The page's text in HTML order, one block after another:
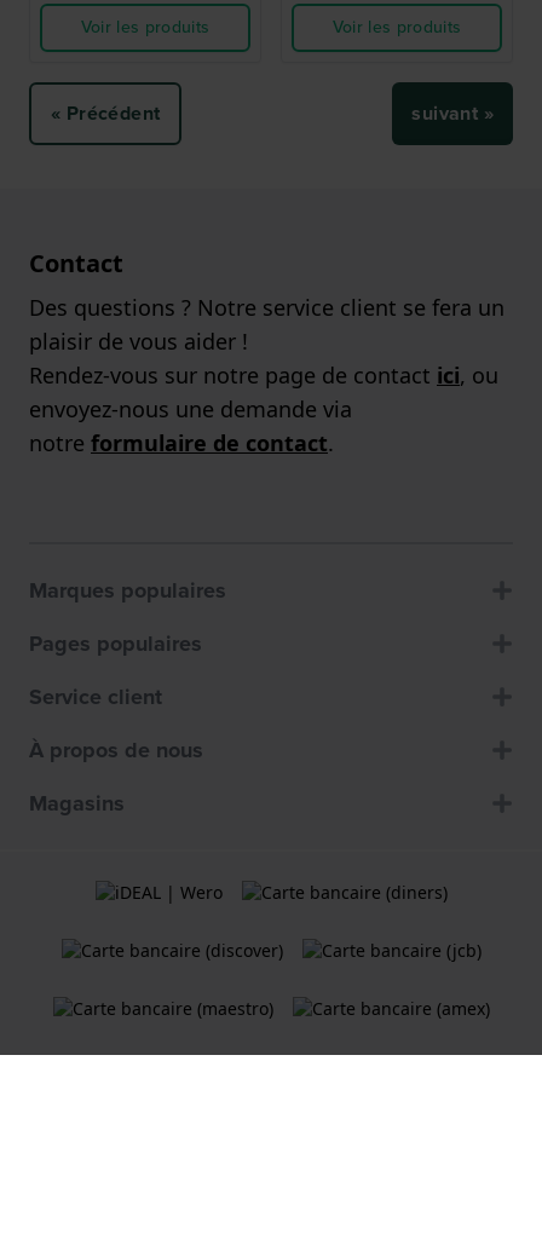
Voir les produits
Voir les produits
« Précédent suivant »
Contact
Des questions ? Notre service client se fera un
plaisir de vous aider !
Rendez-vous sur notre page de contact ici, ou
envoyez-nous une demande via
notre formulaire de contact.
Marques populaires
Pages populaires
Service client
À propos de nous
Magasins